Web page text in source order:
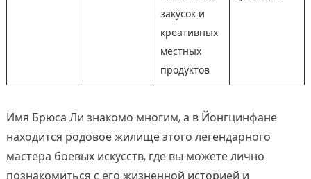
закусок и
креативных
местных
продуктов
Имя Брюса Ли знакомо многим, а в Йонгцинфане
находится родовое жилище этого легендарного
мастера боевых искусств, где вы можете лично